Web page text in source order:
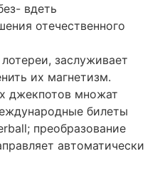
вдеть
отечественного
заслуживает
их магнетизм.
джекпотов множат
билеты
преобразование
автоматически